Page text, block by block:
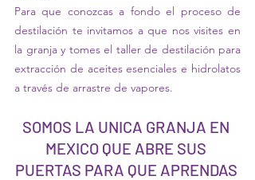
Para que conozcas a fondo el proceso de
destilación te invitamos a que nos visites en
la granja y tomes el taller de destilación para
extracción de aceites esenciales e hidrolatos
a través de arrastre de vapores.
SOMOS LA UNICA GRANJA EN
MEXICO QUE ABRE SUS
PUERTAS PARA QUE APRENDAS